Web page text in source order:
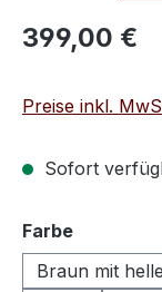
Regulärer Preis:
399,00 €
Preise inkl.
Sofort
Farbeauswählen
Braun mit